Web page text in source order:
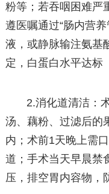
粉等；若吞咽困难严
遵医嘱通过“肠内营
液，或静脉输注氨基
定，白蛋白水平达标
2.消化道清洁：
汤、藕粉、过滤后的
内；术前1天晚上需
道；手术当天早晨禁
压，排空胃内容物，